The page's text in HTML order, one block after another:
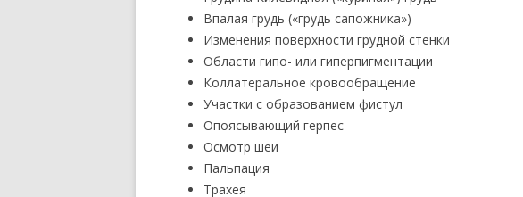
Впалая грудь («грудь сапожника»)
Изменения поверхности грудной стенки
Области гипо- или гиперпигментации
Коллатеральное кровообращение
Участки с образованием фистул
Опоясывающий герпес
Осмотр шеи
Пальпация
Трахея